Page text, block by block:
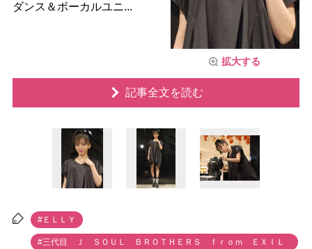
拡大する
ダンス＆ボーカルユニ...
記事全文を読む
#ＥＬＬＹ
#三代目 Ｊ ＳＯＵＬ ＢＲＯＴＨＥＲＳ ｆｒｏｍ ＥＸＩＬ